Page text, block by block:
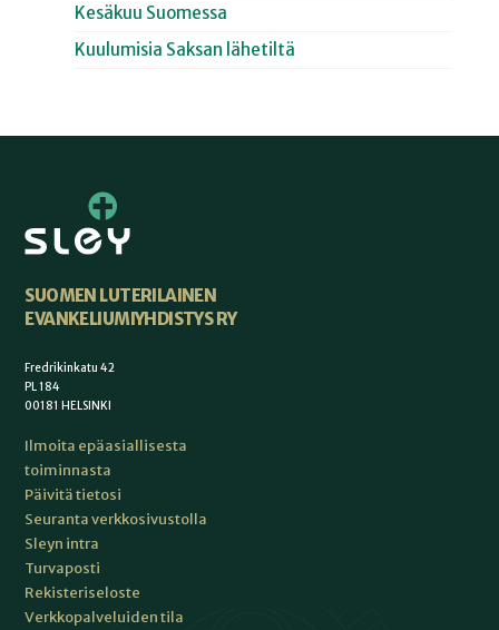
Kesäkuu Suomessa
Kuulumisia Saksan lähetiltä
SUOMEN LUTERILAINEN
EVANKELIUMIYHDISTYS RY
Fredrikinkatu 42
PL 184
00181 HELSINKI
Ilmoita epäasiallisesta
toiminnasta
Päivitä tietosi
Seuranta verkkosivustolla
Sleyn intra
Turvaposti
Rekisteriseloste
Verkkopalveluiden tila